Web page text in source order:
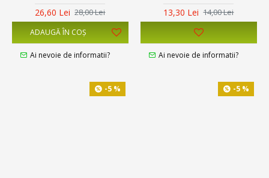
26,60 Lei 28,00 Lei
ADAUGĂ ÎN COŞ
Ai nevoie de informatii?
13,30 Lei 14,00 Lei
Ai nevoie de informatii?
-5 % -5 %